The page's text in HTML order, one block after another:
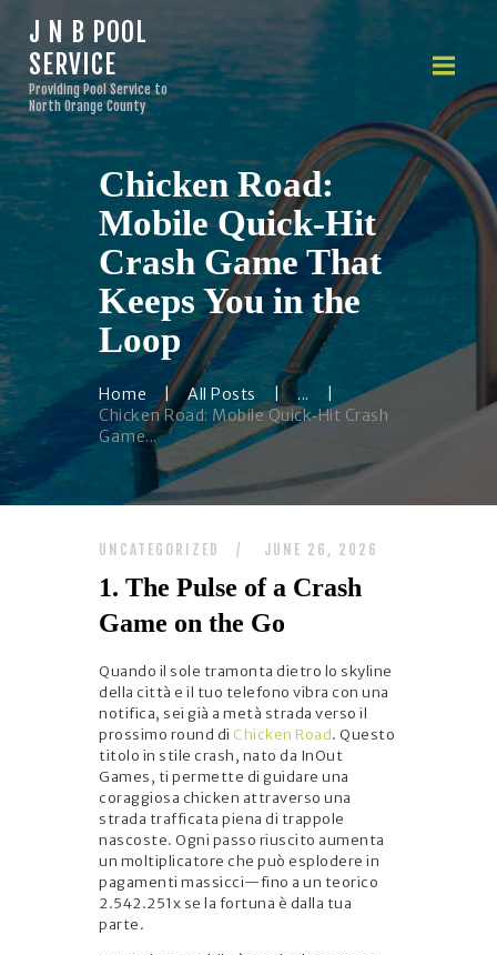
J N B POOL
SERVICE
Providing Pool Service to
North Orange County
Chicken Road:
Mobile Quick‑Hit
Crash Game That
Keeps You in the
Loop
Home All Posts
...
Chicken Road: Mobile Quick‑Hit Crash
Game...
J N B POOL SERVICE
Providing Pool Service to North Orange County
HOME
ABOUT US
OUR SERVICES
FINANCING
PRICING
CONTACTS
UNCATEGORIZED JUNE 26, 2026
1. The Pulse of a Crash
Game on the Go
Quando il sole tramonta dietro lo skyline
della città e il tuo telefono vibra con una
notifica, sei già a metà strada verso il
prossimo round di Chicken Road. Questo
titolo in stile crash, nato da InOut
Games, ti permette di guidare una
coraggiosa chicken attraverso una
strada trafficata piena di trappole
nascoste. Ogni passo riuscito aumenta
un moltiplicatore che può esplodere in
pagamenti massicci—fino a un teorico
2.542.251x se la fortuna è dalla tua
parte.